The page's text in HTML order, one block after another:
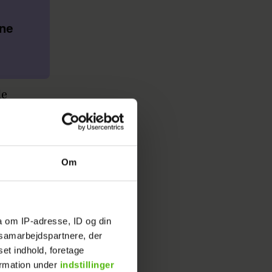
Om
om IP-adresse, ID og din
der
indhold, foretage
under indstillinger
sin
Marco